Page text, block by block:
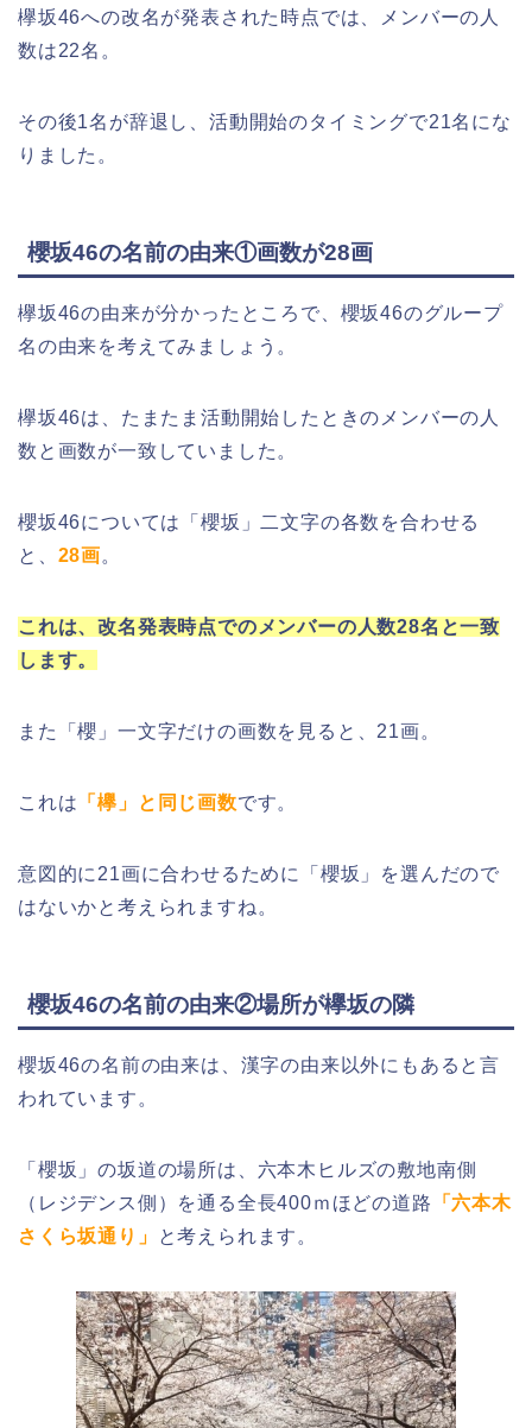
欅坂46への改名が発表された時点では、メンバーの人
数は22名。
その後1名が辞退し、活動開始のタイミングで21名にな
りました。
櫻坂46の名前の由来①画数が28画
欅坂46の由来が分かったところで、櫻坂46のグループ
名の由来を考えてみましょう。
欅坂46は、たまたま活動開始したときのメンバーの人
数と画数が一致していました。
櫻坂46については「櫻坂」二文字の各数を合わせる
と、 28画。
これは、改名発表時点でのメンバーの人数28名と一致
します。
また「櫻」一文字だけの画数を見ると、21画。
これは 「欅」と同じ画数です。
意図的に21画に合わせるために「櫻坂」を選んだので
はないかと考えられますね。
櫻坂46の名前の由来②場所が欅坂の隣
櫻坂46の名前の由来は、漢字の由来以外にもあると言
われています。
「櫻坂」の坂道の場所は、六本木ヒルズの敷地南側
（レジデンス側）を通る全長400ｍほどの道路 「六本木
さくら坂通り 」 と考えられます。